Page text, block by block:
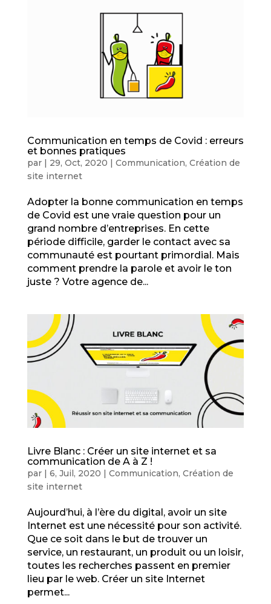
Communication en temps de Covid : erreurs
et bonnes pratiques
par | 29, Oct, 2020 | Communication, Création de
site internet
Adopter la bonne communication en temps
de Covid est une vraie question pour un
grand nombre d’entreprises. En cette
période difficile, garder le contact avec sa
communauté est pourtant primordial. Mais
comment prendre la parole et avoir le ton
juste ? Votre agence de...
Livre Blanc : Créer un site internet et sa
communication de A à Z !
par | 6, Juil, 2020 | Communication, Création de
site internet
Aujourd’hui, à l’ère du digital, avoir un site
Internet est une nécessité pour son activité.
Que ce soit dans le but de trouver un
service, un restaurant, un produit ou un loisir,
toutes les recherches passent en premier
lieu par le web. Créer un site Internet
permet...